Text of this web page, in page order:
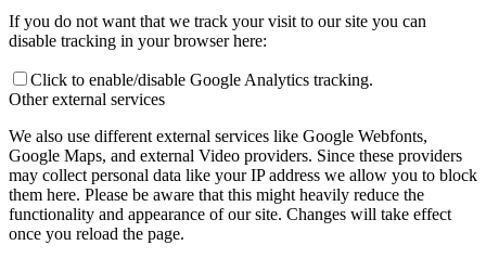
If you do not want that we track your visit to our site you can
disable tracking in your browser here:
Click to enable/disable Google Analytics tracking.
Other external services
We also use different external services like Google Webfonts,
Google Maps, and external Video providers. Since these providers
may collect personal data like your IP address we allow you to block
them here. Please be aware that this might heavily reduce the
functionality and appearance of our site. Changes will take effect
once you reload the page.